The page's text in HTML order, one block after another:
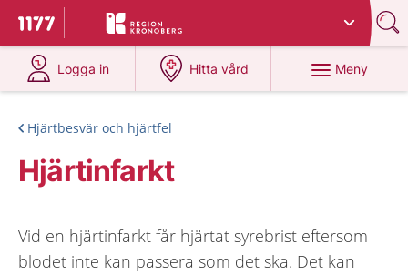
Till startsidan för 1177
Du har valt region
Logga in
på 1177.se
Hitta vård
på 1177.se
Meny
Hjärtbesvär och hjärtfel
Hjärtinfarkt
Vid en hjärtinfarkt får hjärtat syrebrist eftersom
blodet inte kan passera som det ska. Det kan